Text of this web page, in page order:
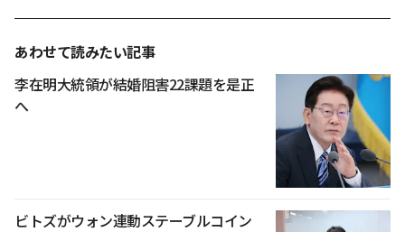
あわせて読みたい記事
李在明大統領が結婚阻害22課題を是正
へ
ビトズがウォン連動ステーブルコイン